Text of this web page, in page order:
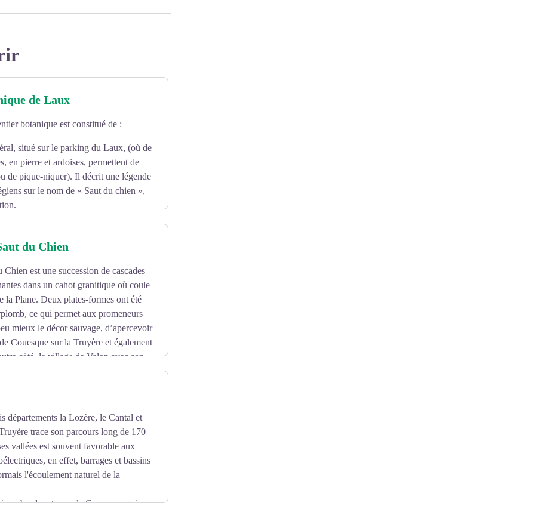
de Laux
botanique est constitué de :
situé sur le parking du Laux, (où de
en pierre et ardoises, permettent de
de pique-niquer). Il décrit une légende
sur le nom de « Saut du chien »,
de la flore locale. Descriptif de
feuilles, de l’arbre et des fruits.
du Chien
est une succession de cascades
dans un cahot granitique où coule
la Plane. Deux plates-formes ont été
ce qui permet aux promeneurs
mieux le décor sauvage, d’apercevoir
Couesque sur la Truyère et également
côté, le village de Valon avec son
du paysage et la technique très
d’Europe cachée dans ses
peut voir au pied d’une cascade
départements la Lozère, le Cantal et
trace son parcours long de 170
vallées est souvent favorable aux
en effet, barrages et bassins
l'écoulement naturel de la
en bas la retenue de Couesque qui